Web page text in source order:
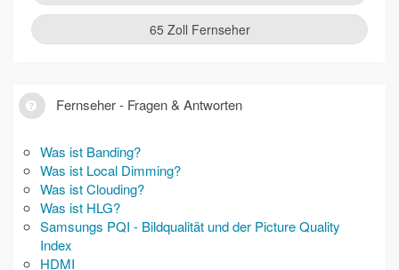
65 Zoll Fernseher
Fernseher - Fragen & Antworten
Was ist Banding?
Was ist Local Dimming?
Was ist Clouding?
Was ist HLG?
Samsungs PQI - Bildqualität und der Picture Quality
Index
HDMI